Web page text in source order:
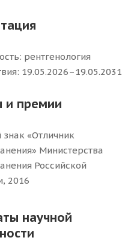
рентгенология
19.05.2026–19.05.2031
и премии
«Отличник
Министерства
Российской
2016
научной